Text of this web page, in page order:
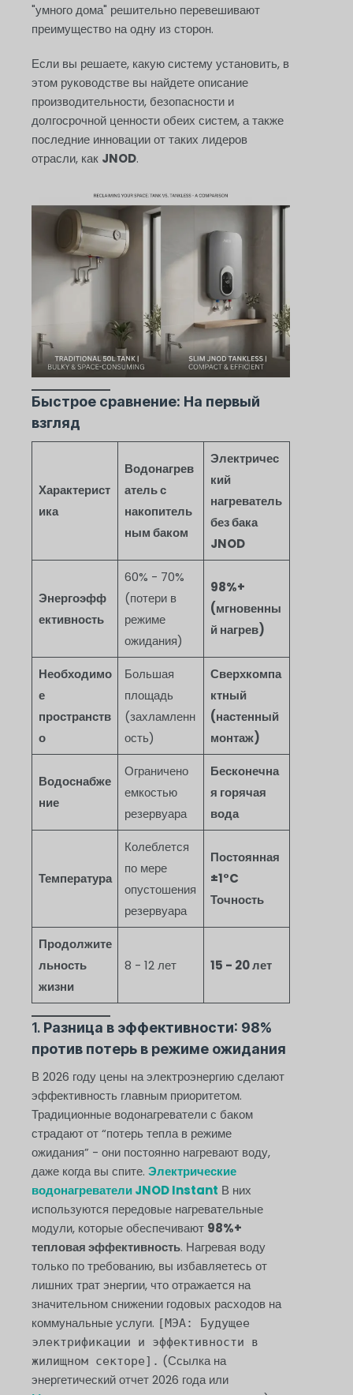
"умного дома" решительно перевешивают
преимущество на одну из сторон.
Если вы решаете, какую систему установить, в
этом руководстве вы найдете описание
производительности, безопасности и
долгосрочной ценности обеих систем, а также
последние инновации от таких лидеров
отрасли, как JNOD.
Быстрое сравнение: На первый
взгляд
Характерист
ика
Водонагрев
атель с
накопитель
ным баком
Электричес
кий
нагреватель
без бака
JNOD
Энергоэфф
ективность
60% - 70%
(потери в
режиме
ожидания)
98%+
(мгновенны
й нагрев)
Необходимо
е
пространств
о
Большая
площадь
(захламленн
ость)
Сверхкомпа
ктный
(настенный
монтаж)
Водоснабже
ние
Ограничено
емкостью
резервуара
Бесконечна
я горячая
вода
Температура
Колеблется
по мере
опустошения
резервуара
Постоянная
±1°C
Точность
Продолжите
льность
жизни
8 - 12 лет 15 - 20 лет
1. Разница в эффективности: 98%
против потерь в режиме ожидания
В 2026 году цены на электроэнергию сделают
эффективность главным приоритетом.
Традиционные водонагреватели с баком
страдают от “потерь тепла в режиме
ожидания” - они постоянно нагревают воду,
даже когда вы спите. Электрические
водонагреватели JNOD Instant В них
используются передовые нагревательные
модули, которые обеспечивают 98%+
тепловая эффективность. Нагревая воду
только по требованию, вы избавляетесь от
лишних трат энергии, что отражается на
значительном снижении годовых расходов на
коммунальные услуги. [МЭА: Будущее
электрификации и эффективности в
жилищном секторе]. (Ссылка на
энергетический отчет 2026 года или